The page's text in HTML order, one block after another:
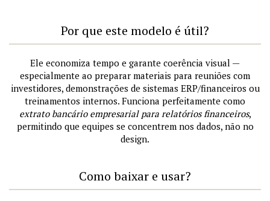
Por que este modelo é útil?
Ele economiza tempo e garante coerência visual —
especialmente ao preparar materiais para reuniões com
investidores, demonstrações de sistemas ERP/financeiros ou
treinamentos internos. Funciona perfeitamente como
extrato bancário empresarial para relatórios financeiros,
permitindo que equipes se concentrem nos dados, não no
design.
Como baixar e usar?